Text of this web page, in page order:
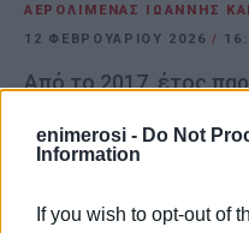
enimerosi - Do Not
Information
If you wish to opt-out of
ΑΕΡΟΛΙΜΕΝΑΣ ΙΩΑΝΝΗΣ
12 ΦΕΒΡΟΥΑΡΊΟΥ 2026 /
Από το 2017, έτος
έχει υποδεχθεί
εκατομμύρια επιβάτες.
KEΡKYΡA (FRAPORT). Ο